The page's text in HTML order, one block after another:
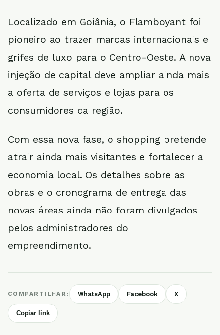
Localizado em Goiânia, o Flamboyant foi
pioneiro ao trazer marcas internacionais e
grifes de luxo para o Centro-Oeste. A nova
injeção de capital deve ampliar ainda mais
a oferta de serviços e lojas para os
consumidores da região.
Com essa nova fase, o shopping pretende
atrair ainda mais visitantes e fortalecer a
economia local. Os detalhes sobre as
obras e o cronograma de entrega das
novas áreas ainda não foram divulgados
pelos administradores do
empreendimento.
COMPARTILHAR: WhatsApp Facebook X
Copiar link